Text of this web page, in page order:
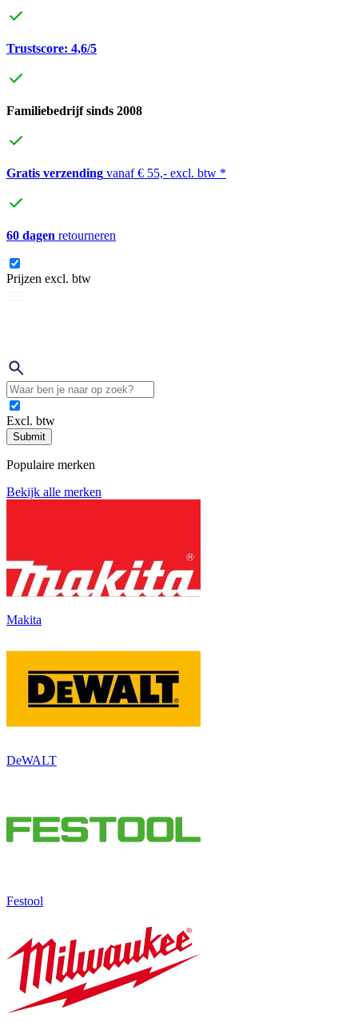
Trustscore: 4,6/5
Familiebedrijf sinds 2008
Gratis verzending vanaf € 55,- excl. btw *
60 dagen retourneren
Prijzen excl. btw
Excl. btw
Submit
Populaire merken
Bekijk alle merken
Makita
DeWALT
Festool